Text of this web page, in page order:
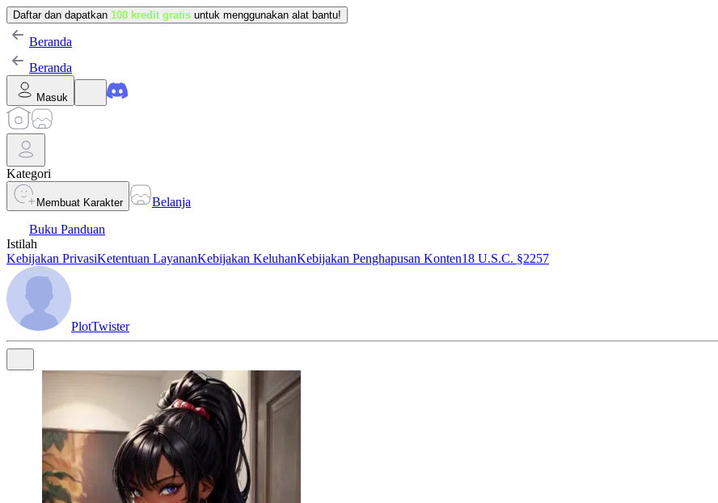
Daftar dan dapatkan 100 kredit gratis untuk menggunakan alat bantu!
Beranda
Beranda
Masuk
Kategori
Membuat Karakter
Belanja
Buku Panduan
Istilah
Kebijakan PrivasiKetentuan LayananKebijakan KeluhanKebijakan Penghapusan Konten18 U.S.C. §2257
PlotTwister